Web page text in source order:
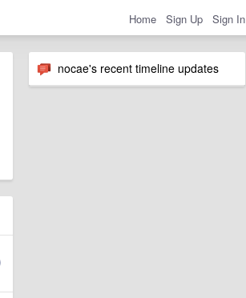
Home Sign Up Sign In
nocae's recent timeline updates